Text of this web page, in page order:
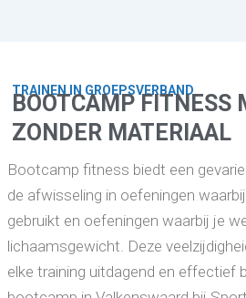
TRAINEN IN GROEPSVERBAND
BOOTCAMP FITNESS
ZONDER MATERIAAL
Bootcamp fitness biedt een
de afwisseling in oefeningen
gebruikt en oefeningen waarbij je
lichaamsgewicht. Deze
elke training uitdagend en effectief